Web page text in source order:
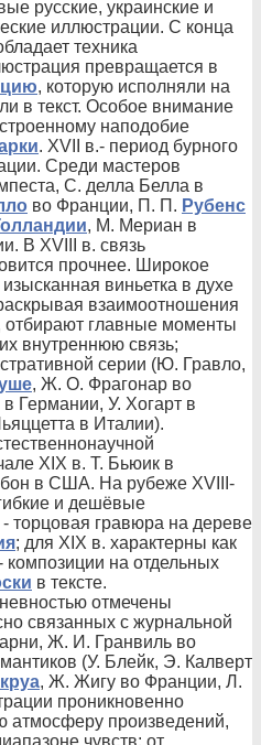
русские, украинские и
иллюстрации. С конца
техника
превращается в
, которую исполняли на
в текст. Особое внимание
наподобие
. XVII в.- период бурного
Среди мастеров
С. делла Белла в
во Франции, П. П. Рубенс
, М. Мериан в
В XVIII в. связь
прочнее. Широкое
виньетка в духе
взаимоотношения
отбирают главные моменты
внутреннюю связь;
серии (Ю. Гравло,
, Ж. О. Фрагонар во
Германии, У. Хогарт в
в Италии).
XIX в. Т. Бьюик в
в США. На рубеже XVIII-
и дешёвые
торцовая гравюра на дереве
; для XIX в. характерны как
на отдельных
в тексте.
отмечены
связанных с журнальной
Ж. И. Гранвиль во
(У. Блейк, Э. Калверт
, Ж. Жигу во Франции, Л.
проникновенно
атмосферу произведений,
чувств: от